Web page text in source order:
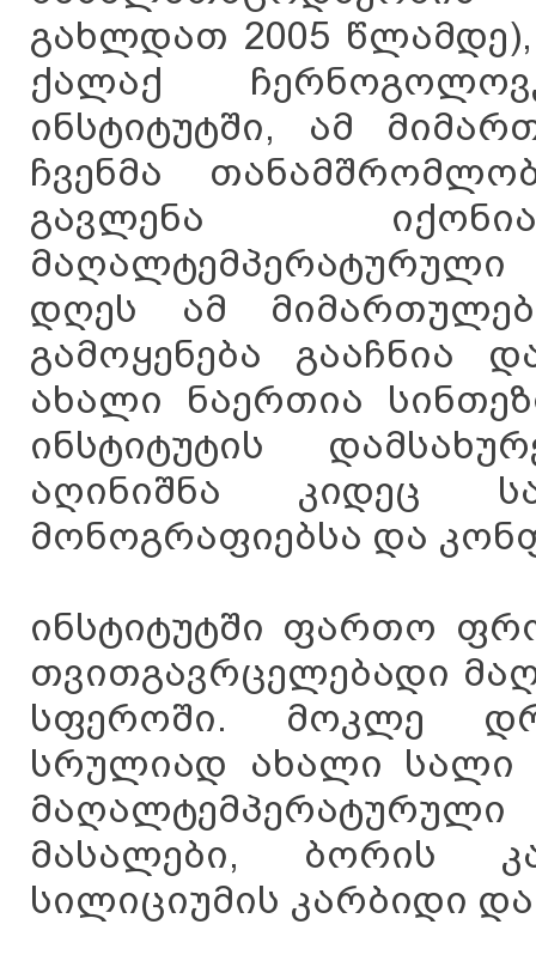
გახლდათ 2005
ქალაქ
ინსტიტუტში, ამ
ჩვენმა
გავლენა
დღეს ამ
გამოყენება გააჩნია
ახალი ნაერთია
ინსტიტუტის
აღინიშნა კიდეც
მონოგრაფიებსა და
ინსტიტუტში ფართო
თვითგავრცელებადი
სფეროში. მოკლე
სრულიად ახალი სალი
მასალები, ბორის
სილიციუმის კარბიდი და